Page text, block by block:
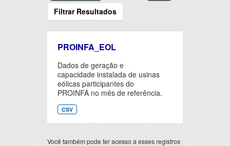
Filtrar Resultados
PROINFA_EOL
Dados de geração e
capacidade instalada de usinas
eólicas participantes do
PROINFA no mês de referência.
CSV
Você também pode ter acesso a esses registros